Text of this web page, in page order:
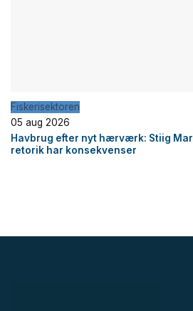
Fiskerisektoren
05 aug 2026
Havbrug efter nyt hærværk: Stiig
retorik har konsekvenser